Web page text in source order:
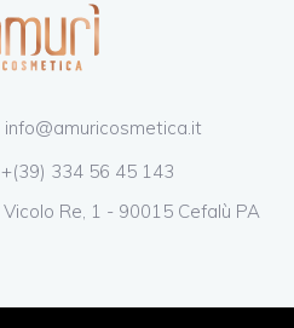
info@amuricosmetica.it
+(39) 334 56 45 143
Vicolo Re, 1 - 90015 Cefalù PA